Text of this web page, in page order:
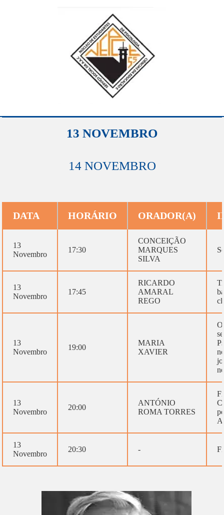
13 NOVEMBRO
14 NOVEMBRO
DATA HORÁRIO ORADOR(A)
13
Novembro
17:30
CONCEIÇÃO
MARQUES
SILVA
13
Novembro
17:45
RICARDO
AMARAL
REGO
13
Novembro
19:00
MARIA
XAVIER
O
13
Novembro
20:00
ANTÓNIO
ROMA TORRES
13
Novembro
20:30 -